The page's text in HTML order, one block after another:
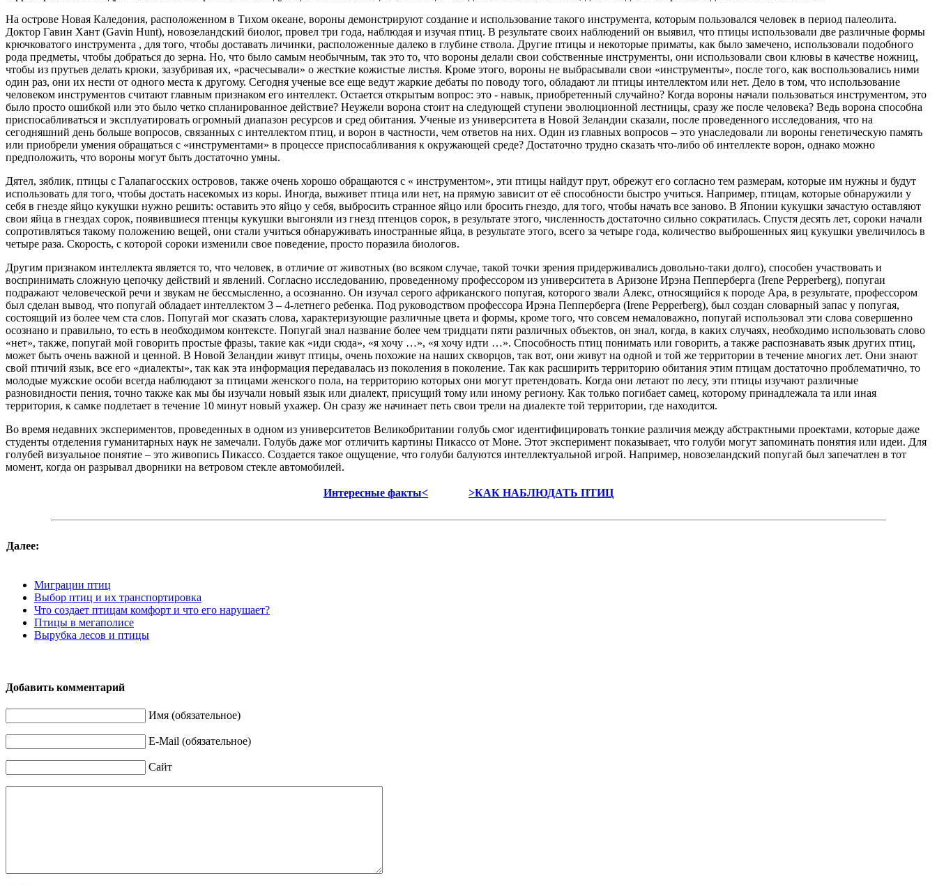
На острове Новая Каледония, расположенном в Тихом океане, вороны демонстрируют создание и использование такого инструмента, которым пользовался человек в период палеолита.
Доктор Гавин Хант (Gavin Hunt), новозеландский биолог, провел три года, наблюдая и изучая птиц. В результате своих наблюдений он выявил, что птицы использовали две различные формы
крючковатого инструмента , для того, чтобы доставать личинки, расположенные далеко в глубине ствола. Другие птицы и некоторые приматы, как было замечено, использовали подобного
рода предметы, чтобы добраться до зерна. Но, что было самым необычным, так это то, что вороны делали свои собственные инструменты, они использовали свои клювы в качестве ножниц,
чтобы из прутьев делать крюки, зазубривая их, «расчесывали» о жесткие кожистые листья. Кроме этого, вороны не выбрасывали свои «инструменты», после того, как воспользовались ними
один раз, они их нести от одного места к другому. Сегодня ученые все еще ведут жаркие дебаты по поводу того, обладают ли птицы интеллектом или нет. Дело в том, что использование
человеком инструментов считают главным признаком его интеллект. Остается открытым вопрос: это - навык, приобретенный случайно? Когда вороны начали пользоваться инструментом, это
было просто ошибкой или это было четко спланированное действие? Неужели ворона стоит на следующей ступени эволюционной лестницы, сразу же после человека? Ведь ворона способна
приспосабливаться и эксплуатировать огромный диапазон ресурсов и сред обитания. Ученые из университета в Новой Зеландии сказали, после проведенного исследования, что на
сегодняшний день больше вопросов, связанных с интеллектом птиц, и ворон в частности, чем ответов на них. Один из главных вопросов – это унаследовали ли вороны генетическую память
или приобрели умения обращаться с «инструментами» в процессе приспосабливания к окружающей среде? Достаточно трудно сказать что-либо об интеллекте ворон, однако можно
предположить, что вороны могут быть достаточно умны.
Дятел, зяблик, птицы с Галапагосских островов, также очень хорошо обращаются с « инструментом», эти птицы найдут прут, обрежут его согласно тем размерам, которые им нужны и будут
использовать для того, чтобы достать насекомых из коры. Иногда, выживет птица или нет, на прямую зависит от её способности быстро учиться. Например, птицам, которые обнаружили у
себя в гнезде яйцо кукушки нужно решить: оставить это яйцо у себя, выбросить странное яйцо или бросить гнездо, для того, чтобы начать все заново. В Японии кукушки зачастую оставляют
свои яйца в гнездах сорок, появившиеся птенцы кукушки выгоняли из гнезд птенцов сорок, в результате этого, численность достаточно сильно сократилась. Спустя десять лет, сороки начали
сопротивляться такому положению вещей, они стали учиться обнаруживать иностранные яйца, в результате этого, всего за четыре года, количество выброшенных яиц кукушки увеличилось в
четыре раза. Скорость, с которой сороки изменили свое поведение, просто поразила биологов.
Другим признаком интеллекта является то, что человек, в отличие от животных (во всяком случае, такой точки зрения придерживались довольно-таки долго), способен участвовать и
воспринимать сложную цепочку действий и явлений. Согласно исследованию, проведенному профессором из университета в Аризоне Ирэна Пепперберга (Irene Pepperberg), попугаи
подражают человеческой речи и звукам не бессмысленно, а осознанно. Он изучал серого африканского попугая, которого звали Алекс, относящийся к породе Ара, в результате, профессором
был сделан вывод, что попугай обладает интеллектом 3 – 4-летнего ребенка. Под руководством профессора Ирэна Пепперберга (Irene Pepperberg), был создан словарный запас у попугая,
состоящий из более чем ста слов. Попугай мог сказать слова, характеризующие различные цвета и формы, кроме того, что совсем немаловажно, попугай использовал эти слова совершенно
осознано и правильно, то есть в необходимом контексте. Попугай знал название более чем тридцати пяти различных объектов, он знал, когда, в каких случаях, необходимо использовать слово
«нет», также, попугай мой говорить простые фразы, такие как «иди сюда», «я хочу …», «я хочу идти …». Способность птиц понимать или говорить, а также распознавать язык других птиц,
может быть очень важной и ценной. В Новой Зеландии живут птицы, очень похожие на наших скворцов, так вот, они живут на одной и той же территории в течение многих лет. Они знают
свой птичий язык, все его «диалекты», так как эта информация передавалась из поколения в поколение. Так как расширить территорию обитания этим птицам достаточно проблематично, то
молодые мужские особи всегда наблюдают за птицами женского пола, на территорию которых они могут претендовать. Когда они летают по лесу, эти птицы изучают различные
разновидности пения, точно также как мы бы изучали новый язык или диалект, присущий тому или иному региону. Как только погибает самец, которому принадлежала та или иная
территория, к самке подлетает в течение 10 минут новый ухажер. Он сразу же начинает петь свои трели на диалекте той территории, где находится.
Во время недавних экспериментов, проведенных в одном из университетов Великобритании голубь смог идентифицировать тонкие различия между абстрактными проектами, которые даже
студенты отделения гуманитарных наук не замечали. Голубь даже мог отличить картины Пикассо от Моне. Этот эксперимент показывает, что голуби могут запоминать понятия или идеи. Для
голубей визуальное понятие – это живопись Пикассо. Создается такое ощущение, что голуби балуются интеллектуальной игрой. Например, новозеландский попугай был запечатлен в тот
момент, когда он разрывал дворники на ветровом стекле автомобилей.
Интересные факты< >КАК НАБЛЮДАТЬ ПТИЦ
Далее:
Миграции птиц
Выбор птиц и их транспортировка
Что создает птицам комфорт и что его нарушает?
Птицы в мегаполисе
Вырубка лесов и птицы
Добавить комментарий
Имя (обязательное)
E-Mail (обязательное)
Сайт